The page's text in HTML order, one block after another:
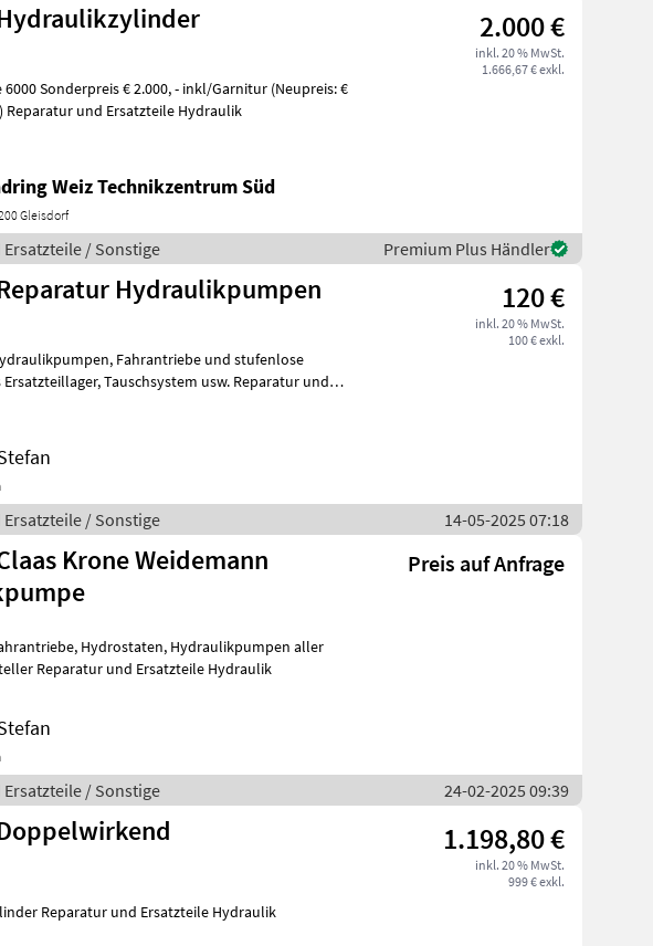
2.000 €
inkl. 20 % MwSt.
1.666,67 € exkl.
Sonderpreis € 2.000, - inkl/Garnitur (Neupreis: €
Reparatur und Ersatzteile Hydraulik
Weiz Technikzentrum Süd
Gleisdorf
/ Sonstige Premium Plus Händler
Hydraulikpumpen 120 €
inkl. 20 % MwSt.
100 € exkl.
Fahrantriebe und stufenlose
/ Sonstige 14-05-2025 07:18
Krone Weidemann
Preis auf Anfrage
Hydraulikpumpen aller
Reparatur und Ersatzteile Hydraulik
/ Sonstige 24-02-2025 09:39
1.198,80 €
inkl. 20 % MwSt.
999 € exkl.
Reparatur und Ersatzteile Hydraulik